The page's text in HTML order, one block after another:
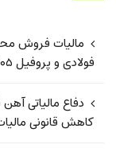
مالیات فروش
فولادی و پروفیل ۱۴۰۵
دفاع مالیاتی
کاهش قانونی